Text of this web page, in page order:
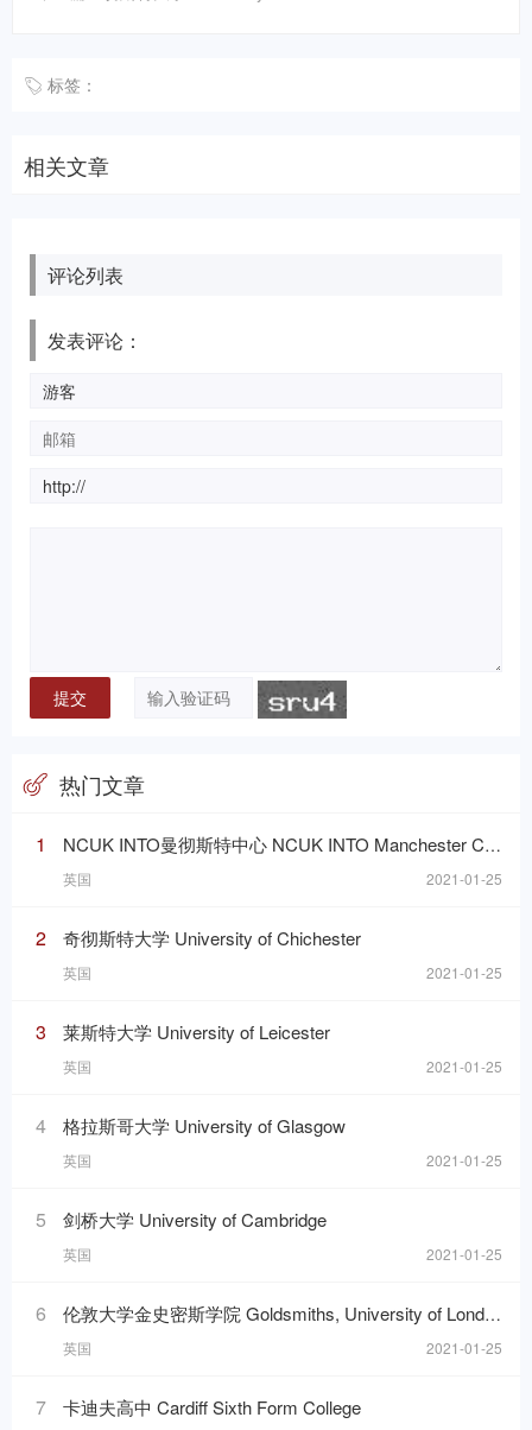
标签：
相关文章
评论列表
发表评论：
热门文章
1 NCUK INTO曼彻斯特中心 NCUK INTO Manchester Centre
英国 2021-01-25
2 奇彻斯特大学 University of Chichester
英国 2021-01-25
3 莱斯特大学 University of Leicester
英国 2021-01-25
4 格拉斯哥大学 University of Glasgow
英国 2021-01-25
5 剑桥大学 University of Cambridge
英国 2021-01-25
6 伦敦大学金史密斯学院 Goldsmiths, University of London
英国 2021-01-25
7 卡迪夫高中 Cardiff Sixth Form College